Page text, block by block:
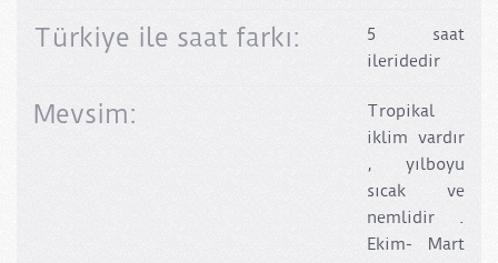
Türkiye ile saat farkı:
5 saat
ileridedir
Mevsim:
Tropikal
iklim vardır
, yılboyu
sıcak ve
nemlidir .
Ekim- Mart